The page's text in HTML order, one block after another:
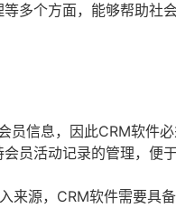
多个方面，能够帮助社
员信息，因此CRM软件
员活动记录的管理，便
来源，CRM软件需要具